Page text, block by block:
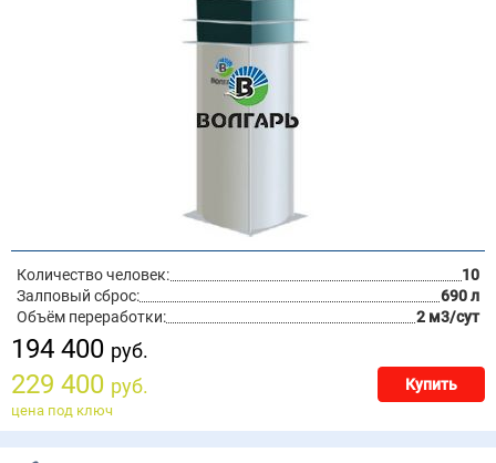
Количество человек:
10
Залповый сброс:
690 л
Объём переработки:
2 м3/сут
194 400 руб.
229 400 руб. Купить
цена под ключ